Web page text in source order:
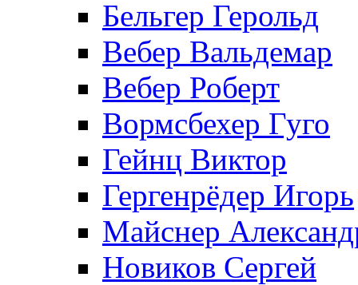
Бельгер Герольд
Вебер Вальдемар
Вебер Роберт
Вормсбехер Гуго
Гейнц Виктор
Гергенрёдер Игорь
Майснер
Новиков Сергей